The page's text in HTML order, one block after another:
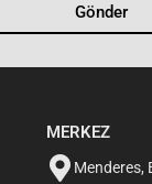
Gönder
MERKEZ
Menderes,